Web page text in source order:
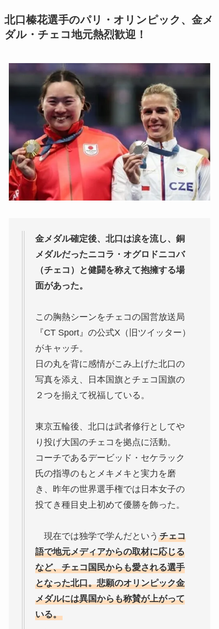
北口榛花選手のパリ・オリンピック、金メ
ダル・チェコ地元熱烈歓迎！
金メダル確定後、北口は涙を流し、銅
メダルだったニコラ・オグロドニコバ
（チェコ）と健闘を称えて抱擁する場
面があった。
この胸熱シーンをチェコの国営放送局
『CT Sport』の公式X（旧ツイッター）
がキャッチ。
日の丸を背に感情がこみ上げた北口の
写真を添え、日本国旗とチェコ国旗の
２つを揃えて祝福している。
東京五輪後、北口は武者修行としてや
り投げ大国のチェコを拠点に活動。
コーチであるデービッド・セケラック
氏の指導のもとメキメキと実力を磨
き、昨年の世界選手権では日本女子の
投てき種目史上初めて優勝を飾った。
現在では独学で学んだという チェコ
語で地元メディアからの取材に応じる
など、チェコ国民からも愛される選手
となった北口。悲願のオリンピック金
メダルには異国からも称賛が上がって
いる。